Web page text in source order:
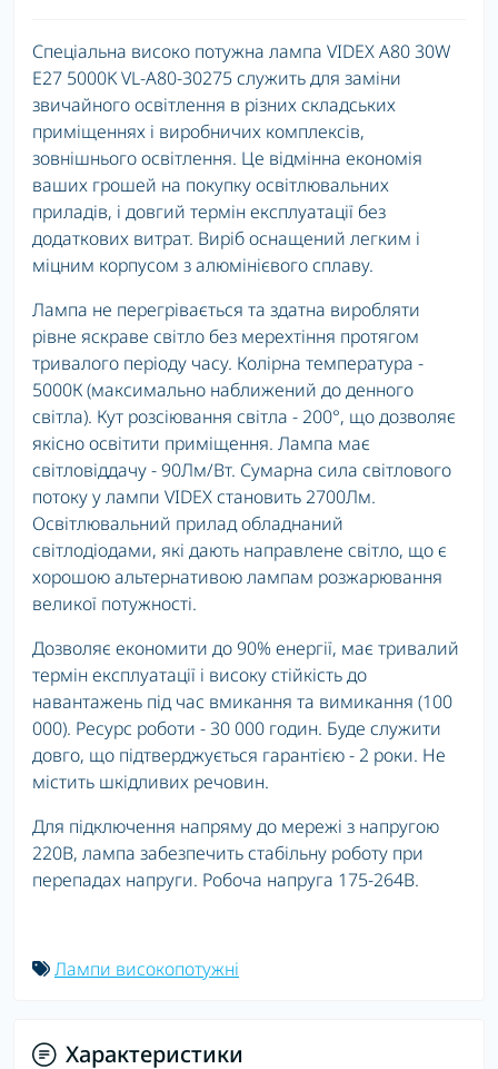
Спеціальна високо потужна лампа VIDEX A80 30W
E27 5000K VL-A80-30275 служить для заміни
звичайного освітлення в різних складських
приміщеннях і виробничих комплексів,
зовнішнього освітлення. Це відмінна економія
ваших грошей на покупку освітлювальних
приладів, і довгий термін експлуатації без
додаткових витрат. Виріб оснащений легким і
міцним корпусом з алюмінієвого сплаву.
Лампа не перегрівається та здатна виробляти
рівне яскраве світло без мерехтіння протягом
тривалого періоду часу. Колірна температура -
5000К (максимально наближений до денного
світла). Кут розсіювання світла - 200°, що дозволяє
якісно освітити приміщення. Лампа має
світловіддачу - 90Лм/Вт. Сумарна сила світлового
потоку у лампи VIDEX становить 2700Лм.
Освітлювальний прилад обладнаний
світлодіодами, які дають направлене світло, що є
хорошою альтернативою лампам розжарювання
великої потужності.
Дозволяє економити до 90% енергії, має тривалий
термін експлуатації і високу стійкість до
навантажень під час вмикання та вимикання (100
000). Ресурс роботи - 30 000 годин. Буде служити
довго, що підтверджується гарантією - 2 роки. Не
містить шкідливих речовин.
Для підключення напряму до мережі з напругою
220В, лампа забезпечить стабільну роботу при
перепадах напруги. Робоча напруга 175-264В.
Лампи високопотужні
Характеристики